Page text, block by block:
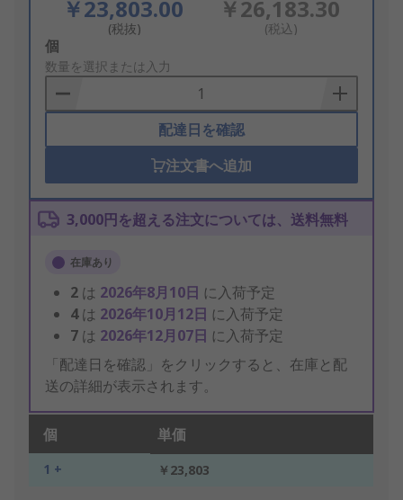
￥23,803.00
(税抜)
￥26,183.30
(税込)
Add
to
Basket
個
数量を選択または入力
配達日を確認
注文書へ追加
3,000円を超える注文については、送料無料
在庫あり
2 は 2026年8月10日 に入荷予定
4は 2026年10月12日 に入荷予定
7 は 2026年12月07日 に入荷予定
「配達日を確認」をクリックすると、在庫と配
送の詳細が表示されます。
個 単価
1 + ￥23,803